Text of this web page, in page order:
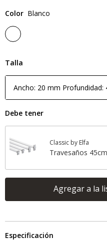
Color Blanco
Talla
Ancho: 20 mm Profundidad:
Debe tener
Classic by Elfa
Travesaños
Agregar a la
Especificación